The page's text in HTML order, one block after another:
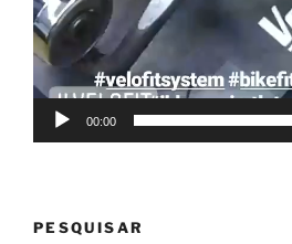
00:00
PESQUISAR